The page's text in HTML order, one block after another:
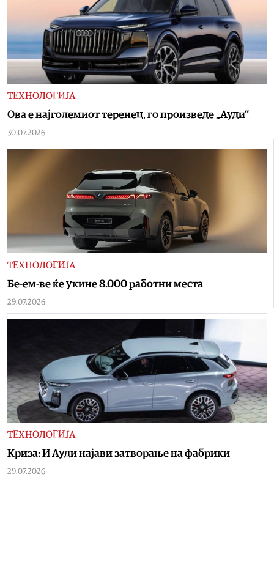
ТЕХНОЛОГИЈА
Oва е најголемиот теренец, го произведе „Ауди“
30.07.2026
ТЕХНОЛОГИЈА
Бе-ем-ве ќе укине 8.000 работни места
29.07.2026
ТЕХНОЛОГИЈА
Криза: И Ауди најави затворање на фабрики
29.07.2026